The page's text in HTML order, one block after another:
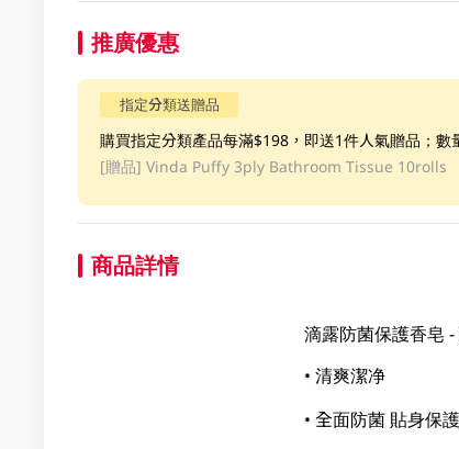
推廣優惠
指定分類送贈品
購買指定分類產品每滿$198，即送1件人氣贈品；數
[贈品] Vinda Puffy 3ply Bathroom Tissue 10rolls
商品詳情
滴露防菌保護香皂
• 清爽潔净
• 全面防菌 貼身保護